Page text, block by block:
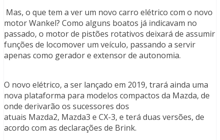
Mas, o que tem a ver um novo carro elétrico com o novo
motor Wankel? Como alguns boatos já indicavam no
passado, o motor de pistões rotativos deixará de assumir
funções de locomover um veículo, passando a servir
apenas como gerador e extensor de autonomia.
O novo elétrico, a ser lançado em 2019, trará ainda uma
nova plataforma para modelos compactos da Mazda, de
onde derivarão os sucessores dos
atuais Mazda2, Mazda3 e CX-3, e terá duas versões, de
acordo com as declarações de Brink.